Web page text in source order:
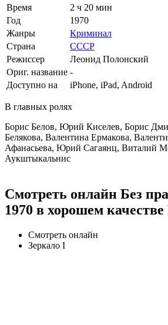
Время
2 ч 20 мин
Год
1970
Жанры
Криминал
Страна
СССР
Режиссер
Леонид Полонский
Ориг. название -
Доступно на
iPhone, iPad, Android
В главных ролях
Борис Белов, Юрий Киселев, Борис
Белякова, Валентина Ермакова,
Афанасьева, Юрий Сагаянц, Виталий
Аукштыкальнис
Смотреть онлайн Без
1970 в хорошем
Смотреть онлайн
Зеркало I